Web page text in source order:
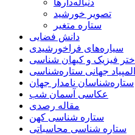
دنباله‌دارها
تصویر خورشید
ستاره متغیر
دانش فضایی
سیاره‌های فراخورشیدی
اختر فیزیک و کیهان شناسی
المپیاد جهانی ستاره‌شناسی
ستاره‌شناسان نامدار جهان
عکاسی آسمان شب
مقاله رصدی
ستاره شناسی کهن
ستاره شناسی محاسباتی